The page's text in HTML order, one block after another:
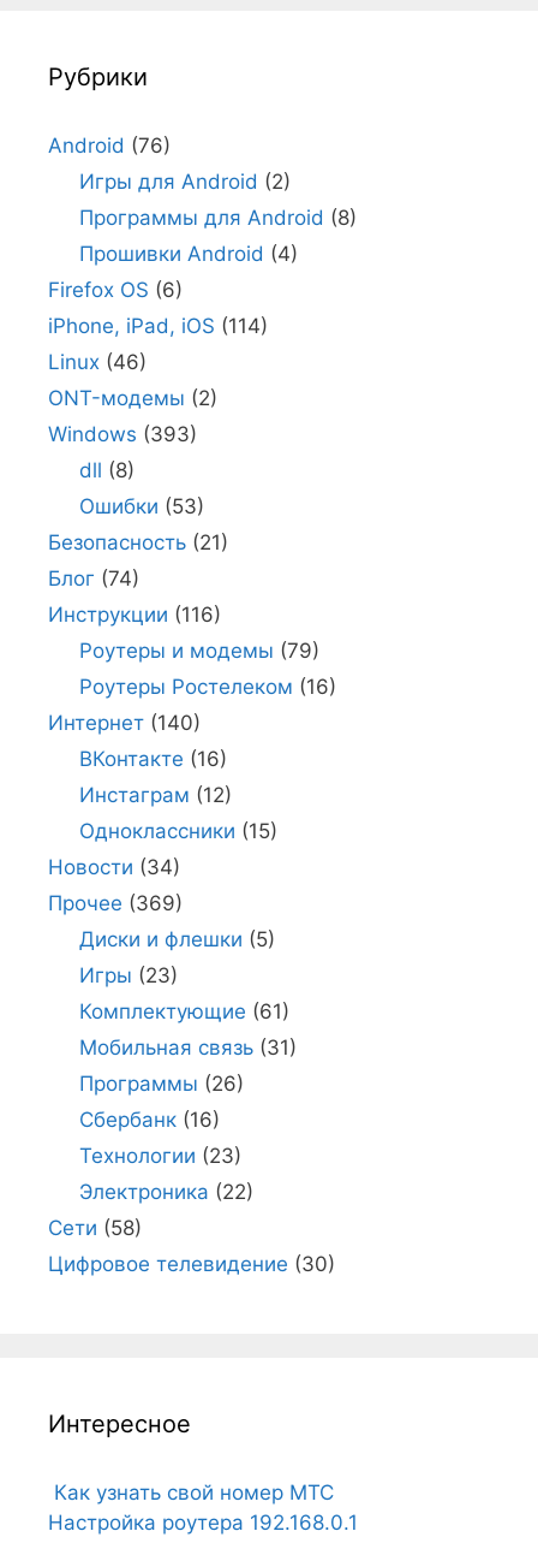
Рубрики
Android (76)
Игры для Android (2)
Программы для Android (8)
Прошивки Android (4)
Firefox OS (6)
iPhone, iPad, iOS (114)
Linux (46)
ONT-модемы (2)
Windows (393)
dll (8)
Ошибки (53)
Безопасность (21)
Блог (74)
Инструкции (116)
Роутеры и модемы (79)
Роутеры Ростелеком (16)
Интернет (140)
ВКонтакте (16)
Инстаграм (12)
Одноклассники (15)
Новости (34)
Прочее (369)
Диски и флешки (5)
Игры (23)
Комплектующие (61)
Мобильная связь(31)
Программы (26)
Сбербанк(16)
Технологии (23)
Электроника (22)
Сети (58)
Цифровое телевидение (30)
Интересное
Как узнать свой номер МТС
Настройка роутера 192.168.0.1